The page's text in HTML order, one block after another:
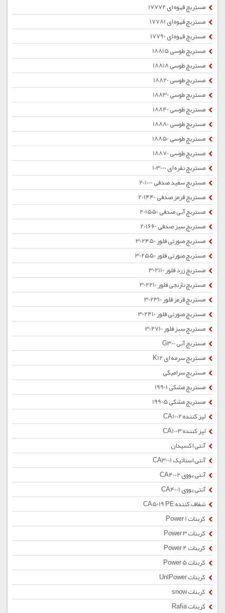
مستربچ قهوه ای 17772
مستربچ قهوه ای 17781
مستربچ قهوه ای 17790
مستربچ طوسی 18815
مستربچ طوسی 18818
مستربچ طوسی 18820
مستربچ طوسی 18830
مستربچ طوسی 18840
مستربچ طوسی 18880
مستربچ طوسی 18850
مستربچ طوسی 18870
مستربچ نقره ای 103000
مستربچ سفید صدفی 201000
مستربچ قرمز صدفی 201440
مستربچ آبی صدفی 201550
مستربچ سبز صدفی 201660
مستربچ صورتی فلور 302450
مستربچ صورتی فلور 302550
مستربچ زرد فلور 302110
مستربچ نارنجی فلور 302210
مستربچ قرمز فلور 302310
مستربچ صورتی فلور 302410
مستربچ سبز فلور 302710
مستربچ آبی G300
مستربچ سرمه ای K12
مستربچ سرامیکی
مستربچ مشکی 19901
مستربچ مشکی 19905
لیز کننده CA1002
لیز کننده CA1003
آنتی اکسیدان
آنتی استاتیک CA3001
آنتی یووی CA4002
آنتی یووی CA4001
شفاف کننده CA5019 PE
کربنات Power 1
کربنات Power 3
کربنات Power 4
کربنات Power 5
کربنات UnlPower
کربنات snow
کربنات Rafia